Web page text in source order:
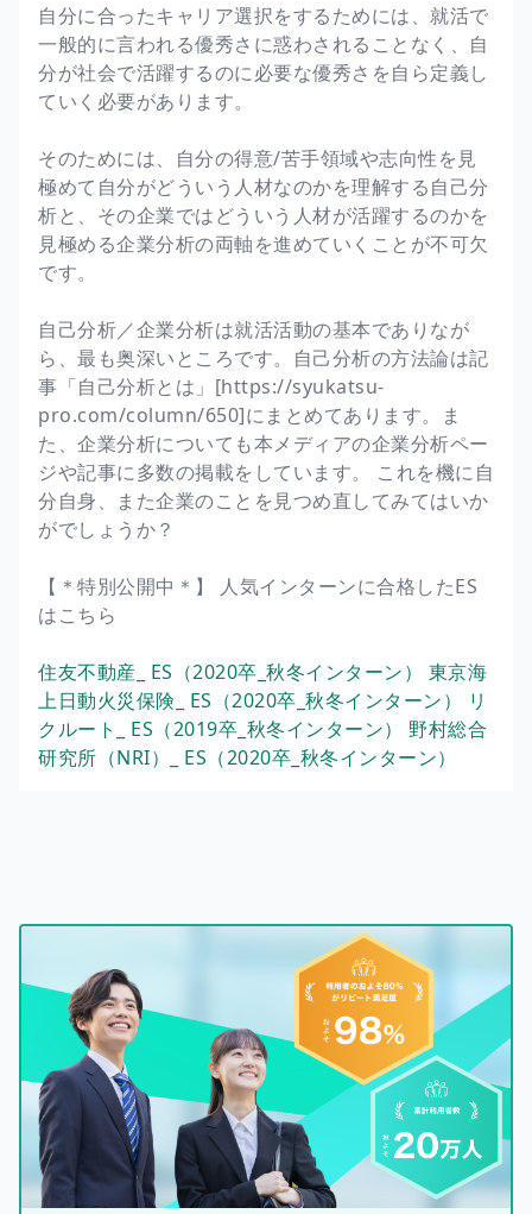
自分に合ったキャリア選択をするためには、就活で
一般的に言われる優秀さに惑わされることなく、自
分が社会で活躍するのに必要な優秀さを自ら定義し
ていく必要があります。
そのためには、自分の得意/苦手領域や志向性を見
極めて自分がどういう人材なのかを理解する自己分
析と、その企業ではどういう人材が活躍するのかを
見極める企業分析の両軸を進めていくことが不可欠
です。
自己分析／企業分析は就活活動の基本でありなが
ら、最も奥深いところです。自己分析の方法論は記
事「自己分析とは」[https://syukatsu-
pro.com/column/650]にまとめてあります。ま
た、企業分析についても本メディアの企業分析ペー
ジや記事に多数の掲載をしています。 これを機に自
分自身、また企業のことを見つめ直してみてはいか
がでしょうか？
【＊特別公開中＊】 人気インターンに合格したES
はこちら
住友不動産_ ES（2020卒_秋冬インターン） 東京海
上日動火災保険_ ES（2020卒_秋冬インターン）
リ
クルート_ ES（2019卒_秋冬インターン） 野村総合
研究所（NRI）_ ES（2020卒_秋冬インターン）